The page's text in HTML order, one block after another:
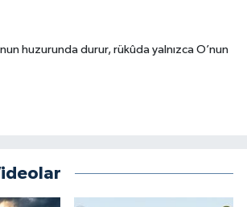
huzurunda durur, rükûda yalnızca O’nun